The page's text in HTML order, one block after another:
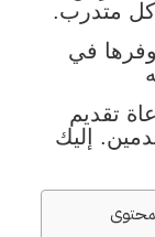
كل متدرب.
في
تقديم
إليك